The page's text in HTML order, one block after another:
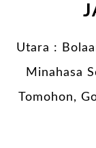
Utara :
Minahasa
Tomohon,